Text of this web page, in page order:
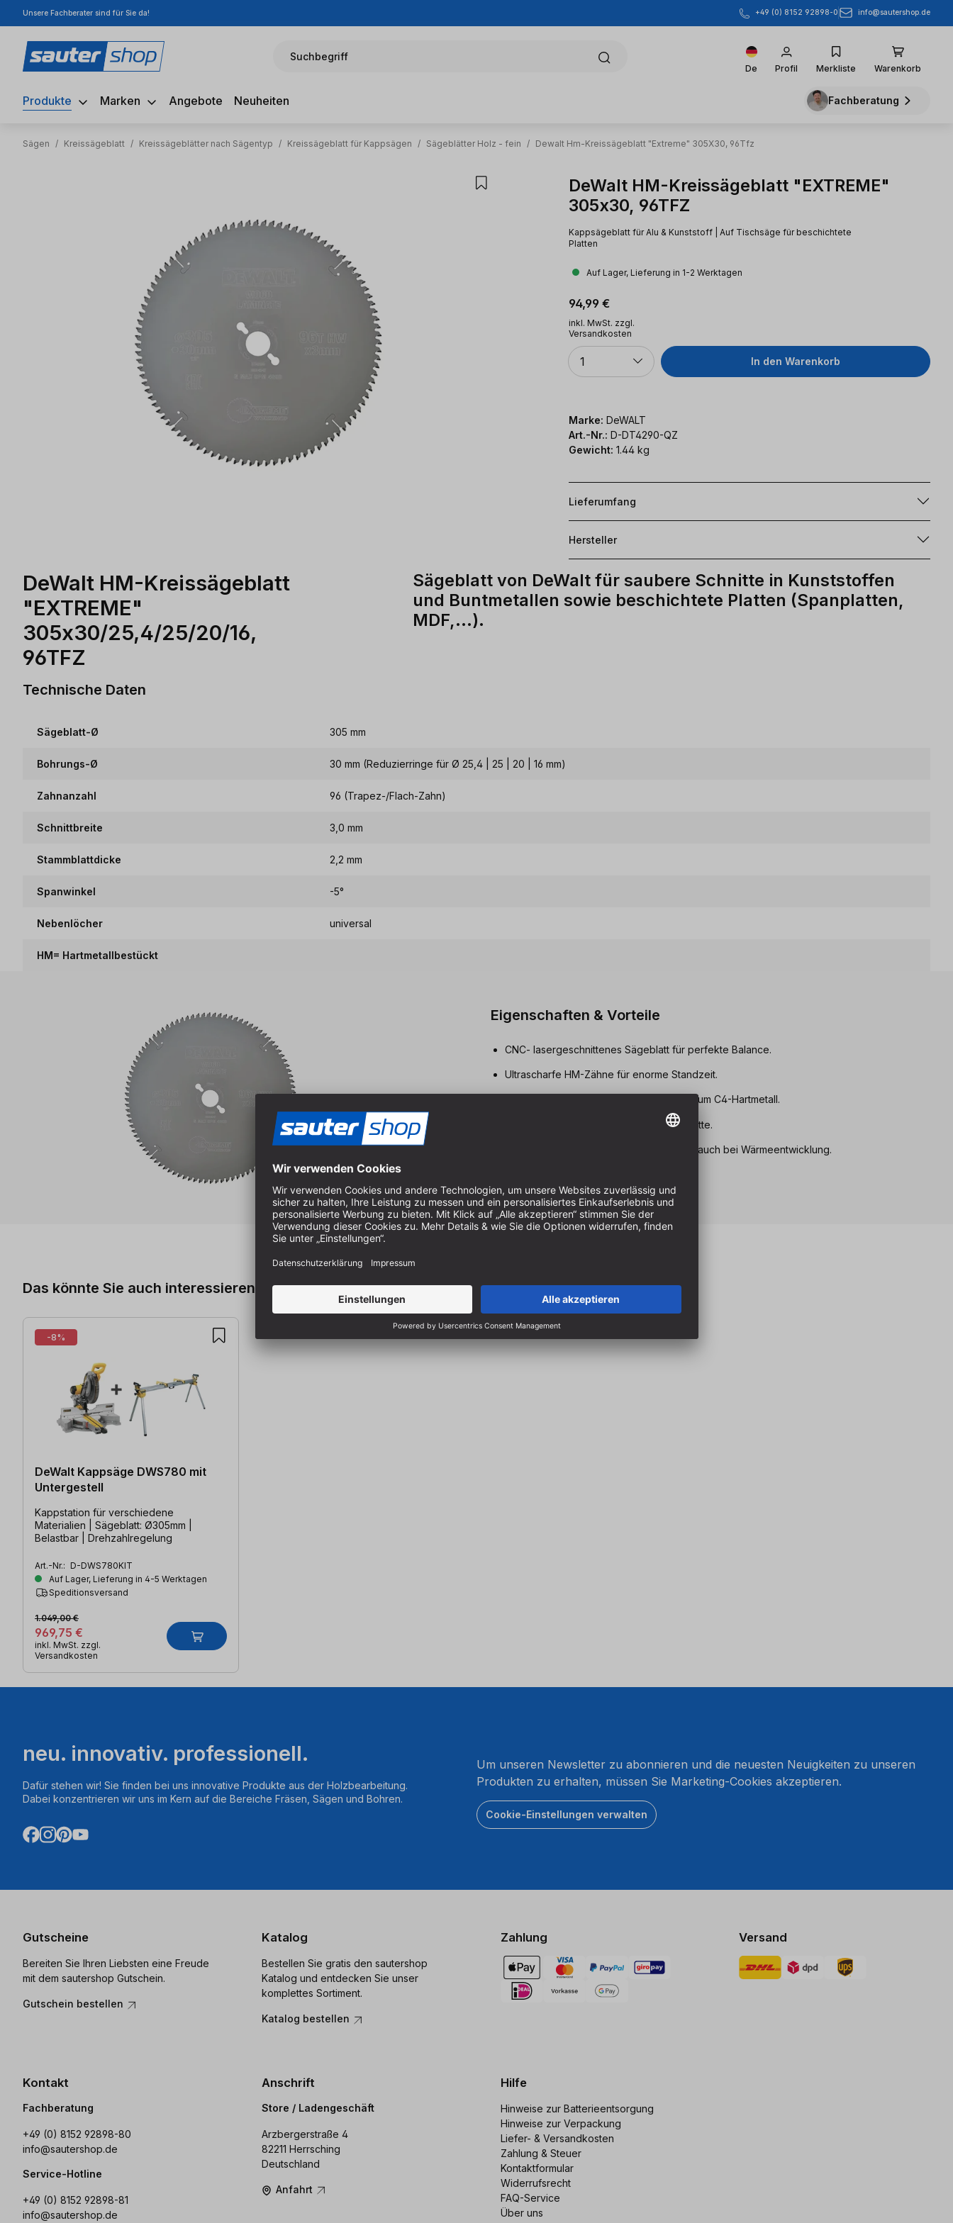
Hauptinhalt springen
Zur Suche springen
Zur Hauptnavigation springen
Unsere Fachberater sind für Sie da! +49 (0) 8152 92898-0 info@sautershop.de
Suchbegriff
De Profil Merkliste Warenkorb
Produkte Marken Angebote Neuheiten Fachberatung
Sägen / Kreissägeblatt / Kreissägeblätter nach Sägentyp / Kreissägeblatt für Kappsägen / Sägeblätter Holz - fein / Dewalt Hm-Kreissägeblatt "Extreme" 305X30, 96Tfz
DeWalt HM-Kreissägeblatt "EXTREME"
305x30, 96TFZ
Kappsägeblatt für Alu & Kunststoff | Auf Tischsäge für beschichtete
Platten
Auf Lager, Lieferung in 1-2 Werktagen
Regulärer Preis:
94,99 €
inkl. MwSt. zzgl.
Versandkosten
Anzahl
1 In den Warenkorb
Marke: DeWALT
Art.-Nr.: D-DT4290-QZ
Gewicht: 1.44 kg
Lieferumfang
Hersteller
DeWalt HM-Kreissägeblatt
"EXTREME"
305x30/25,4/25/20/16,
96TFZ
Sägeblatt von DeWalt für saubere Schnitte in Kunststoffen
und Buntmetallen sowie beschichtete Platten (Spanplatten,
MDF,...).
Technische Daten
Sägeblatt-Ø 305 mm
Bohrungs-Ø 30 mm (Reduzierringe für Ø 25,4 | 25 | 20 | 16 mm)
Zahnanzahl 96 (Trapez-/Flach-Zahn)
Schnittbreite 3,0 mm
Stammblattdicke 2,2 mm
Spanwinkel -5°
Nebenlöcher universal
HM= Hartmetallbestückt
Eigenschaften & Vorteile
CNC- lasergeschnittenes Sägeblatt für perfekte Balance.
Ultrascharfe HM-Zähne für enorme Standzeit.
Bis zu fünf mal nachschärfbar dank Premium C4-Hartmetall.
Optimierter Zahnwinkel für saubere Schnitte.
Dehnungs-Schlitze für absolute Planheit, auch bei Wärmeentwicklung.
Das könnte Sie auch interessieren
-8%
DeWalt Kappsäge DWS780 mit
Untergestell
Kappstation für verschiedene
Materialien | Sägeblatt: Ø305mm |
Belastbar | Drehzahlregelung
Art.-Nr.: D-DWS780KIT
Auf Lager, Lieferung in 4-5 Werktagen
Speditionsversand
969,75 €
1.049,00 €
inkl. MwSt. zzgl.
Versandkosten
neu. innovativ. professionell.
Dafür stehen wir! Sie finden bei uns innovative Produkte aus der Holzbearbeitung.
Dabei konzentrieren wir uns im Kern auf die Bereiche Fräsen, Sägen und Bohren.
Um unseren Newsletter zu abonnieren und die neuesten Neuigkeiten zu unseren
Produkten zu erhalten, müssen Sie Marketing-Cookies akzeptieren.
Cookie-Einstellungen verwalten
Gutscheine
Bereiten Sie Ihren Liebsten eine Freude
mit dem sautershop Gutschein.
Gutschein bestellen
Katalog
Bestellen Sie gratis den sautershop
Katalog und entdecken Sie unser
komplettes Sortiment.
Katalog bestellen
Zahlung Versand
Kontakt
Fachberatung
+49 (0) 8152 92898-80
info@sautershop.de
Service-Hotline
+49 (0) 8152 92898-81
info@sautershop.de
Anschrift
Store / Ladengeschäft
Arzbergerstraße 4
82211 Herrsching
Deutschland
Anfahrt
Hilfe
Hinweise zur Batterieentsorgung
Hinweise zur Verpackung
Liefer- & Versandkosten
Zahlung & Steuer
Kontaktformular
Widerrufsrecht
FAQ-Service
Über uns